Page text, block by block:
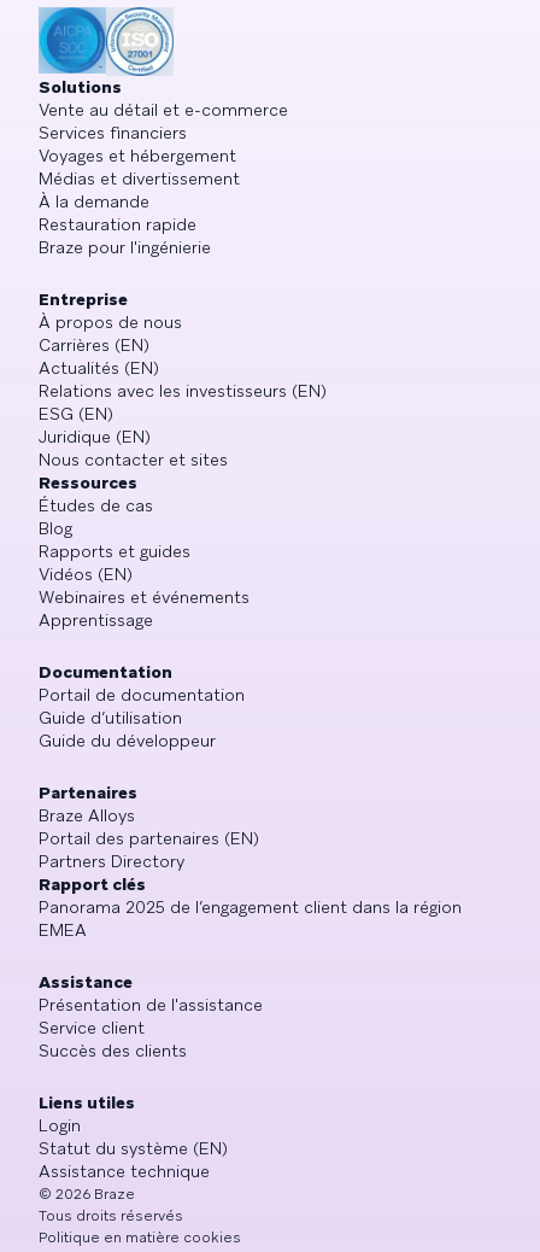
Solutions
Vente au détail et e-commerce
Services financiers
Voyages et hébergement
Médias et divertissement
À la demande
Restauration rapide
Braze pour l'ingénierie
Entreprise
À propos de nous
Carrières (EN)
Actualités (EN)
Relations avec les investisseurs (EN)
ESG (EN)
Juridique (EN)
Nous contacter et sites
Ressources
Études de cas
Blog
Rapports et guides
Vidéos (EN)
Webinaires et événements
Apprentissage
Documentation
Portail de documentation
Guide d’utilisation
Guide du développeur
Partenaires
Braze Alloys
Portail des partenaires (EN)
Partners Directory
Rapport clés
Panorama 2025 de l’engagement client dans la région
EMEA
Assistance
Présentation de l'assistance
Service client
Succès des clients
Liens utiles
Login
Statut du système (EN)
Assistance technique
© 2026 Braze
Tous droits réservés
Politique en matière cookies